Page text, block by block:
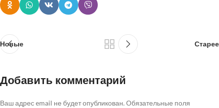
Новые Старее
Добавить комментарий
Ваш адрес email не будет опубликован. Обязательные поля